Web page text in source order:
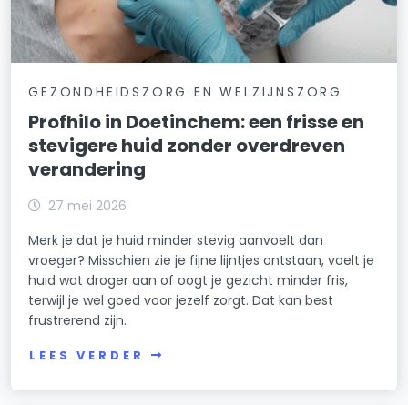
GEZONDHEIDSZORG EN WELZIJNSZORG
Profhilo in Doetinchem: een frisse en
stevigere huid zonder overdreven
verandering
27 mei 2026
Merk je dat je huid minder stevig aanvoelt dan
vroeger? Misschien zie je fijne lijntjes ontstaan, voelt je
huid wat droger aan of oogt je gezicht minder fris,
terwijl je wel goed voor jezelf zorgt. Dat kan best
frustrerend zijn.
LEES VERDER